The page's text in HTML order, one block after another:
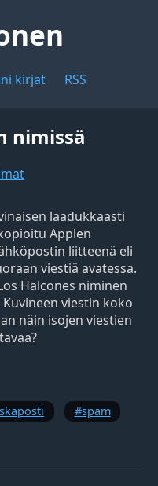
kirjat RSS
nimissä
laadukkaasti
Applen
liitteenä eli
viestiä avatessa.
Halcones niminen
viestin koko
näin isojen viestien
spam